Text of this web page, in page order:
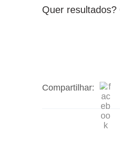
Quer resultados?
Compartilhar: